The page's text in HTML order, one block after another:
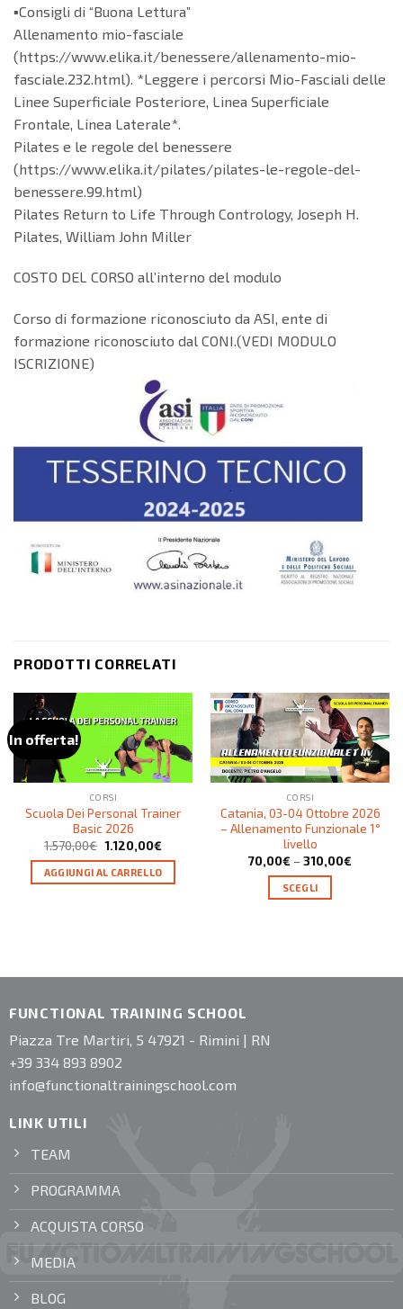
▪️Consigli di “Buona Lettura”
Allenamento mio-fasciale
(https://www.elika.it/benessere/allenamento-mio-
fasciale.232.html). *Leggere i percorsi Mio-Fasciali delle
Linee Superficiale Posteriore, Linea Superficiale
Frontale, Linea Laterale*.
Pilates e le regole del benessere
(https://www.elika.it/pilates/pilates-le-regole-del-
benessere.99.html)
Pilates Return to Life Through Contrology, Joseph H.
Pilates, William John Miller
COSTO DEL CORSO all’interno del modulo
Corso di formazione riconosciuto da ASI, ente di
formazione riconosciuto dal CONI.(VEDI MODULO
ISCRIZIONE)
PRODOTTI CORRELATI
In offerta!
CORSI
Scuola Dei Personal Trainer
Basic 2026
1.570,00€ 1.120,00€
AGGIUNGI AL CARRELLO
CORSI
Catania, 03-04 Ottobre 2026
– Allenamento Funzionale 1°
livello
70,00€ – 310,00€
SCEGLI
FUNCTIONAL TRAINING SCHOOL
Piazza Tre Martiri, 5 47921 - Rimini | RN
+39 334 893 8902
info@functionaltrainingschool.com
LINK UTILI
TEAM
PROGRAMMA
ACQUISTA CORSO
MEDIA
BLOG